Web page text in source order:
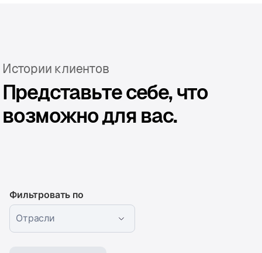
Истории клиентов
Представьте себе, что
возможно для вас.
Фильтровать по
Отрасли